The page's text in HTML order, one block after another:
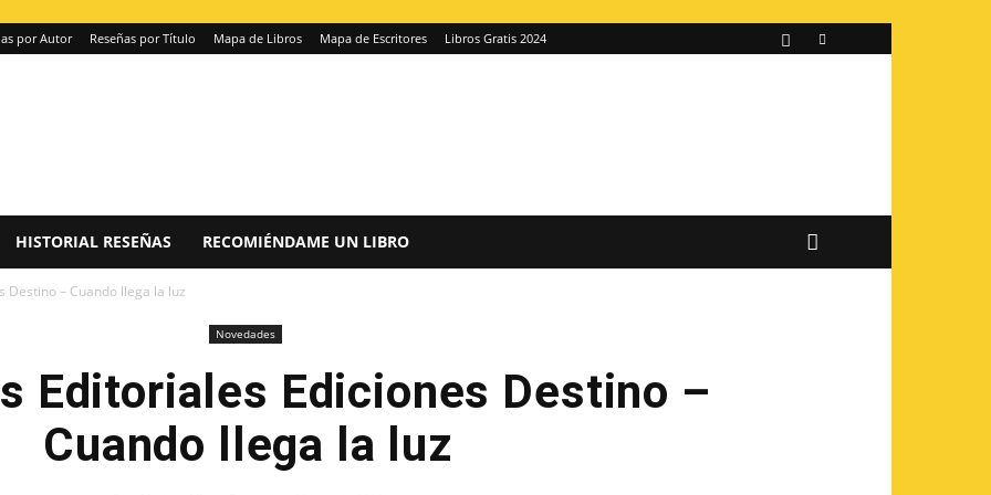
por Autor Reseñas por Título Mapa de Libros Mapa de Escritores Libros Gratis 2024
HISTORIAL RESEÑAS RECOMIÉNDAME UN LIBRO
Destino – Cuando llega la luz
Novedades
Editoriales Ediciones Destino –
Cuando llega la luz